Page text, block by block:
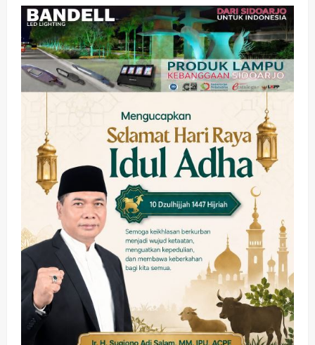
3
PWI dan Sapma PP Sidoarjo
Memanaskan Mesin Menuju Piala
Soccer
wartanusa 5 Agustus 2026
Ekonomi Hiburan Pemerintahan
HOT NEWS: Ribuan Warga Wage
Tumplek Blek di Bazar Rakyat Jalan
Jambu, Borong Kuliner UMKM Sambil
Nonton Jaranan!
wartanusa 4 Agustus 2026
5
Keagamaan Pemerintahan
Pemkab Sidoarjo & Muhammadiyah
Sinergi Permudah Perizinan, Wakaf,
hingga Hibah
wartanusa 4 Agustus 2026
1
Kesehatan Pemerintahan
Ubah Lahan Tidur Jadi Cuan: Wabup
Sidoarjo Apresiasi Inovasi Teh Daun
Kumis Kucing Produk Anggota TNI AL
wartanusa 8 Agustus 2026